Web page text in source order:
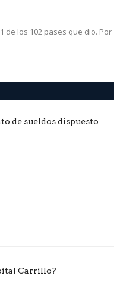
de los 102 pases que dio. Por
de sueldos dispuesto
Carrillo?